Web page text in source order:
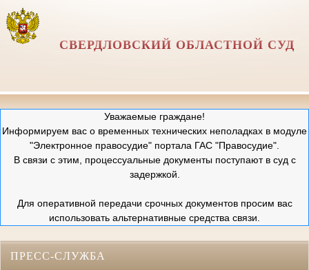
СВЕРДЛОВСКИЙ ОБЛАСТНОЙ СУД
Уважаемые граждане!
Информируем вас о временных технических неполадках в модуле
"Электронное правосудие" портала ГАС "Правосудие".
В связи с этим, процессуальные документы поступают в суд с
задержкой.
Для оперативной передачи срочных документов просим вас
использовать альтернативные средства связи.
ПРЕСС-СЛУЖБА